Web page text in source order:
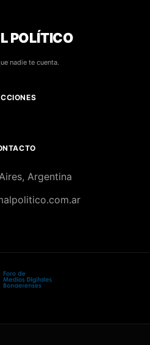
POLÍTICO
nadie te cuenta.
Argentina